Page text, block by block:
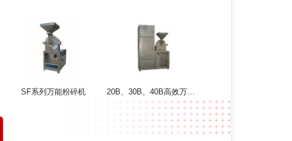
SF系列万能粉碎机 20B、30B、40B高效万能除尘粉碎机组